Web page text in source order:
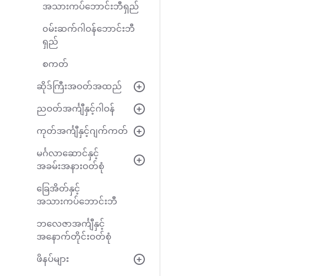
အသားကပ်ဘောင်းဘီရှည်
၀မ်းဆက်ဂါဝန်ဘောင်းဘီ
ရှည်
စကတ်
ဆိုဒ်ကြီးအဝတ်အထည်
ညဝတ်အင်္ကျီနှင့်ဂါဝန်
ကုတ်အင်္ကျီနှင့်ဂျက်ကတ်
မင်္ဂလာဆောင်နှင့်
အခမ်းအနားဝတ်စုံ
ခြေအိတ်နှင့်
အသားကပ်ဘောင်းဘီ
ဘလေဇာအင်္ကျီနှင့်
အနောက်တိုင်းဝတ်စုံ
ဖိနပ်များ